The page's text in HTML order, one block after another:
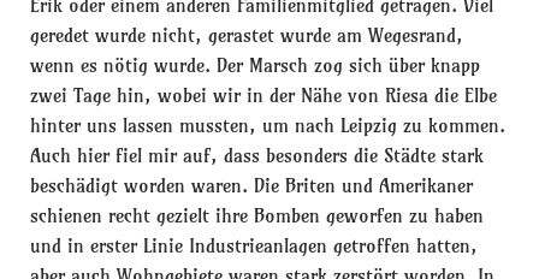
Erik oder einem anderen Familienmitglied getragen. Viel
geredet wurde nicht, gerastet wurde am Wegesrand,
wenn es nötig wurde. Der Marsch zog sich über knapp
zwei Tage hin, wobei wir in der Nähe von Riesa die Elbe
hinter uns lassen mussten, um nach Leipzig zu kommen.
Auch hier fiel mir auf, dass besonders die Städte stark
beschädigt worden waren. Die Briten und Amerikaner
schienen recht gezielt ihre Bomben geworfen zu haben
und in erster Linie Industrieanlagen getroffen hatten,